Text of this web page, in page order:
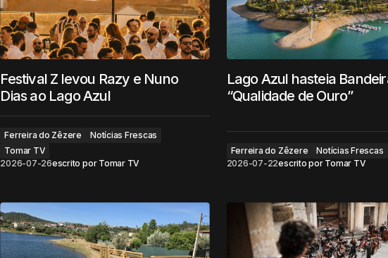
Festival Z levou Razy e Nuno
Dias ao Lago Azul
Ferreira do Zêzere
Notícias Frescas
Tomar TV
2026-07-26escrito por Tomar TV
Lago Azul hasteia
“Qualidade de Ouro”
Ferreira do Zêzere
Notícias Frescas
2026-07-22escrito por Tomar TV